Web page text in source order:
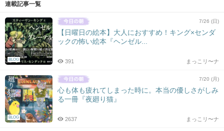
連載記事一覧
BLOG
7/26 (日)
【日曜日の絵本】大人におすすめ！キング×センダ
ックの怖い絵本『ヘンゼル...
まっこリ〜ナ
391
BLOG
7/20 (月)
心も体も疲れてしまった時に。本当の優しさがしみ
る一冊『夜廻り猫』
まっこリ〜ナ
2637